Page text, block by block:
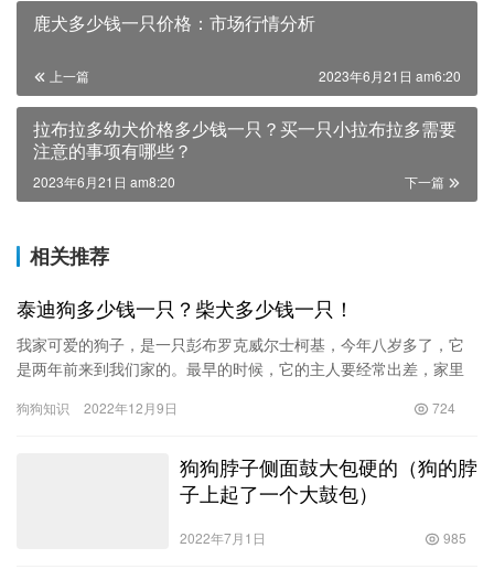
鹿犬多少钱一只价格：市场行情分析
上一篇 2023年6月21日 am6:20
拉布拉多幼犬价格多少钱一只？买一只小拉布拉多需要
注意的事项有哪些？
下一篇
2023年6月21日 am8:20
相关推荐
泰迪狗多少钱一只？柴犬多少钱一只！
我家可爱的狗子，是一只彭布罗克威尔士柯基，今年八岁多了，它
是两年前来到我们家的。最早的时候，它的主人要经常出差，家里
们家次…
狗狗知识 2022年12月9日 724
狗狗脖子侧面鼓大包硬的（狗的脖
子上起了一个大鼓包）
2022年7月1日 985